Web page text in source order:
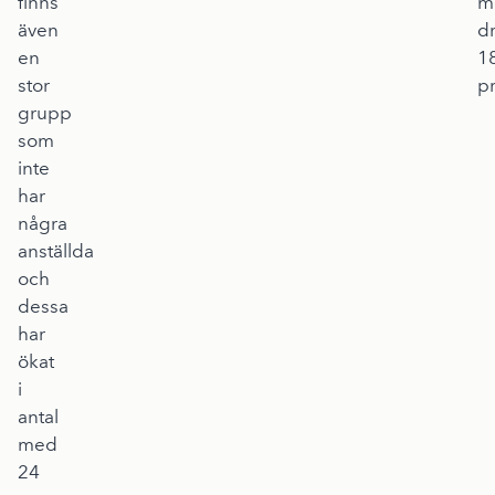
även
en
stor
grupp
som
inte
har
några
anställda
och
dessa
har
ökat
i
antal
med
24